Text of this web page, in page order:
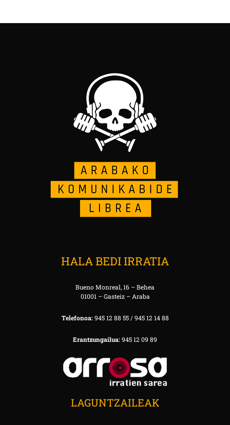
HALA BEDI IRRATIA
Bueno Monreal, 16 – Behea
01001 – Gasteiz – Araba
Telefonoa:945 12 88 55 / 945 12 14 88
Erantzungailua:945 12 09 89
LAGUNTZAILEAK